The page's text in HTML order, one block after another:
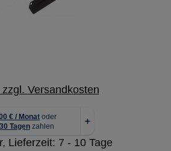
Versandkosten
Lieferzeit: 7 - 10 Tage